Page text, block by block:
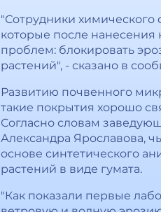
"Сотрудники
которые после
проблем: блокировать
растений", - сказано в
Развитию почвенного
такие покрытия хорошо
Согласно словам
Александра Ярославова,
основе синтетического
растений в виде гумата.
"Как показали первые